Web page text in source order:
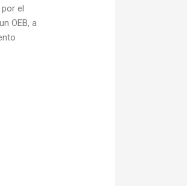
el
OEB, a